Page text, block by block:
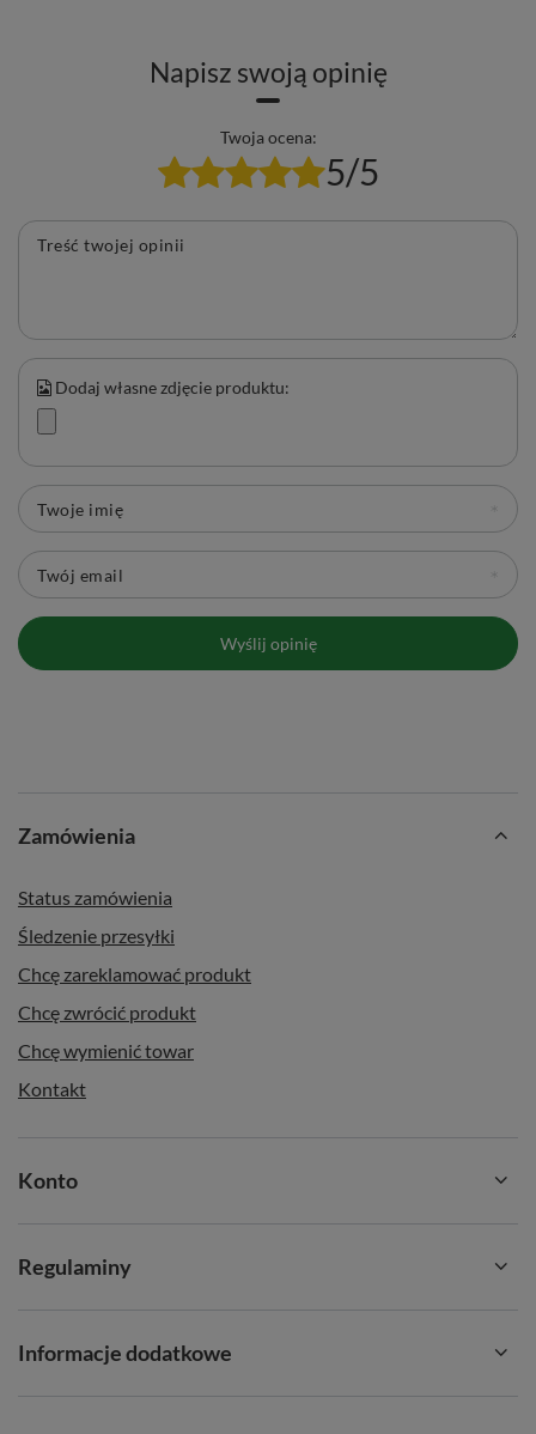
Napisz swoją opinię
Twoja ocena:
5/5
Treść twojej opinii
Dodaj własne zdjęcie produktu:
Twoje imię
Twój email
Wyślij opinię
Zamówienia
Status zamówienia
Śledzenie przesyłki
Chcę zareklamować produkt
Chcę zwrócić produkt
Chcę wymienić towar
Kontakt
Konto
Regulaminy
Informacje dodatkowe